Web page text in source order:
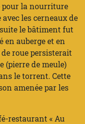
pour la nourriture
les cerneaux de
le bâtiment fut
en auberge et en
roue persisterait
(pierre de meule)
le torrent. Cette
amenée par les
restaurant « Au